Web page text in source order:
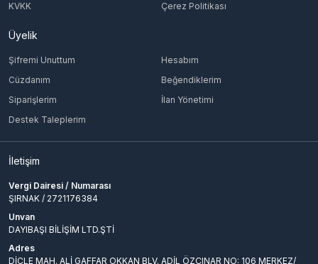
KVKK
Çerez Politikası
Üyelik
Şifremi Unuttum
Hesabım
Cüzdanım
Beğendiklerim
Siparişlerim
İlan Yönetimi
Destek Taleplerim
İletişim
Vergi Dairesi / Numarası
ŞIRNAK / 2721176384
Unvan
DAYIBAŞI BİLİŞİM LTD.ŞTİ
Adres
DİCLE MAH. ALİ GAFFAR OKKAN BLV. ADİL ÖZÇINAR NO: 106 MERKEZ/